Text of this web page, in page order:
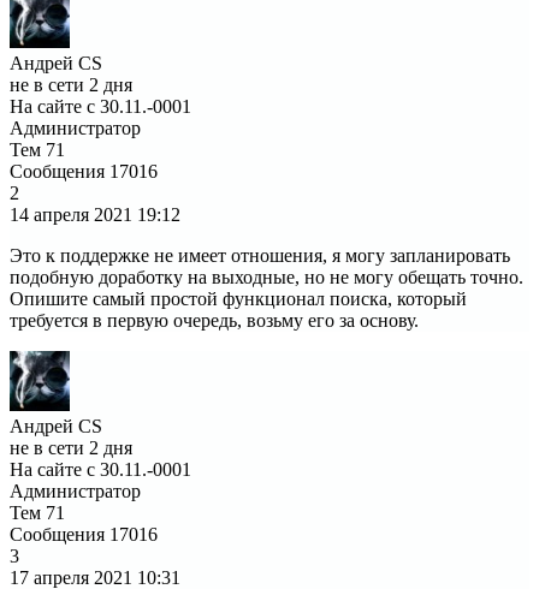
Андрей CS
не в сети 2 дня
На сайте с 30.11.-0001
Администратор
Тем 71
Сообщения 17016
2
14 апреля 2021 19:12
Это к поддержке не имеет отношения, я могу запланировать
подобную доработку на выходные, но не могу обещать точно.
Опишите самый простой функционал поиска, который
требуется в первую очередь, возьму его за основу.
Андрей CS
не в сети 2 дня
На сайте с 30.11.-0001
Администратор
Тем 71
Сообщения 17016
3
17 апреля 2021 10:31